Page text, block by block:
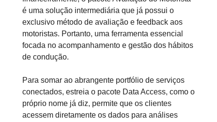
é uma solução intermediária que já possui o
exclusivo método de avaliação e feedback aos
motoristas. Portanto, uma ferramenta essencial
focada no acompanhamento e gestão dos hábitos
de condução.
Para somar ao abrangente portfólio de serviços
conectados, estreia o pacote Data Access, como o
próprio nome já diz, permite que os clientes
acessem diretamente os dados para análises